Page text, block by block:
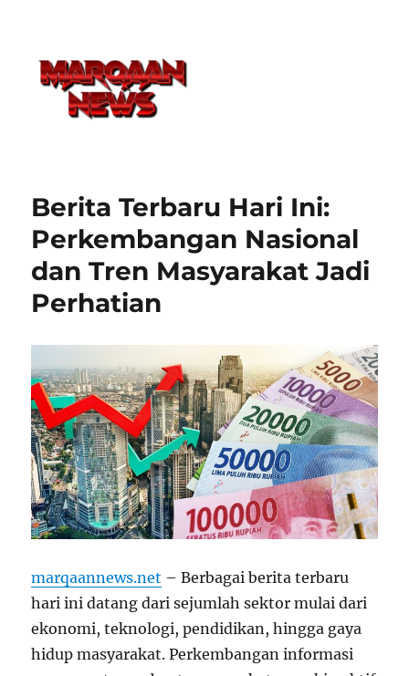
Berita Terbaru Hari Ini:
Perkembangan Nasional
dan Tren Masyarakat Jadi
Perhatian
marqaannews.net – Berbagai berita terbaru
hari ini datang dari sejumlah sektor mulai dari
ekonomi, teknologi, pendidikan, hingga gaya
hidup masyarakat. Perkembangan informasi